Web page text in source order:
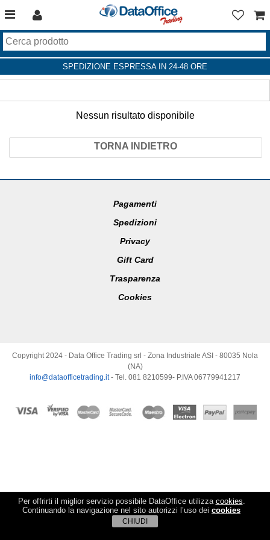
Per offrirti il miglior servizio possibile DataOffice utilizza cookies.
Continuando la navigazione nel sito autorizzi l’uso dei cookies
CHIUDI
SPEDIZIONE ESPRESSA IN 24-48 ORE
Nessun risultato disponibile
TORNA INDIETRO
Pagamenti
Spedizioni
Privacy
Gift Card
Trasparenza
Cookies
Copyright 2024 - Data Office Trading srl - Zona Industriale ASI - 80035 Nola
(NA)
info@dataofficetrading.it- Tel. 081 8210599- P.IVA 06779941217